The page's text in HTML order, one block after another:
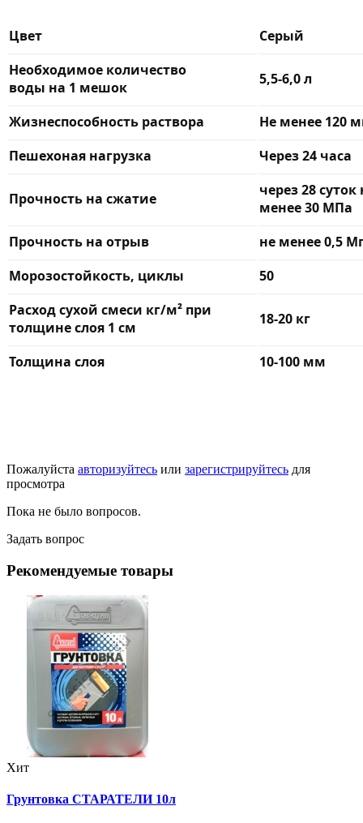
Цвет
Серый
Необходимое количество
воды на 1 мешок
5,5-6,0 л
Жизнеспособность раствора
Не менее 120
Пешехоная нагрузка
Через 24 часа
Прочность на сжатие
через 28 суток
менее 30 МПа
Прочность на отрыв
не менее 0,5
Морозостойкость, циклы
50
Расход сухой смеси кг/м² при
толщине слоя 1 см
18-20 кг
Толщина слоя 10-100 мм
Пожалуйста авторизуйтесь или зарегистрируйтесь для
просмотра
Пока не было вопросов.
Задать вопрос
Рекомендуемые товары
Хит
Грунтовка СТАРАТЕЛИ 10л